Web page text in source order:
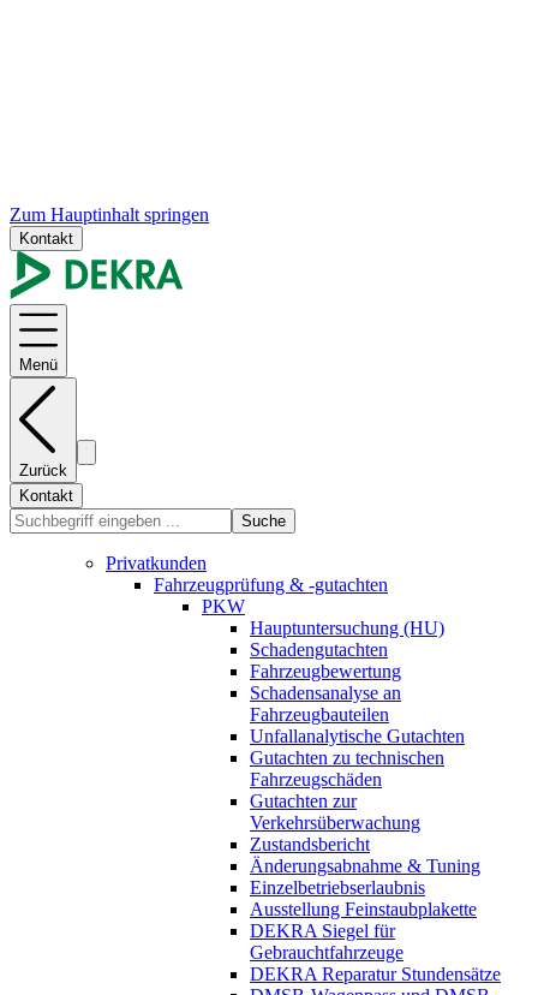
Zum Hauptinhalt springen
Kontakt
Menü
Zurück
Kontakt
Suche
Privatkunden
Fahrzeugprüfung & -gutachten
PKW
Hauptuntersuchung (HU)
Schadengutachten
Fahrzeugbewertung
Schadensanalyse an
Fahrzeugbauteilen
Unfallanalytische Gutachten
Gutachten zu technischen
Fahrzeugschäden
Gutachten zur
Verkehrsüberwachung
Zustandsbericht
Änderungsabnahme & Tuning
Einzelbetriebserlaubnis
Ausstellung Feinstaubplakette
DEKRA Siegel für
Gebrauchtfahrzeuge
DEKRA Reparatur Stundensätze